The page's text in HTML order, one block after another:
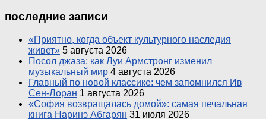
последние записи
«Приятно, когда объект культурного наследия
живет» 5 августа 2026
Посол джаза: как Луи Армстронг изменил
музыкальный мир 4 августа 2026
Главный по новой классике: чем запомнился Ив
Сен-Лоран 1 августа 2026
«София возвращалась домой»: самая печальная
книга Наринэ Абгарян 31 июля 2026